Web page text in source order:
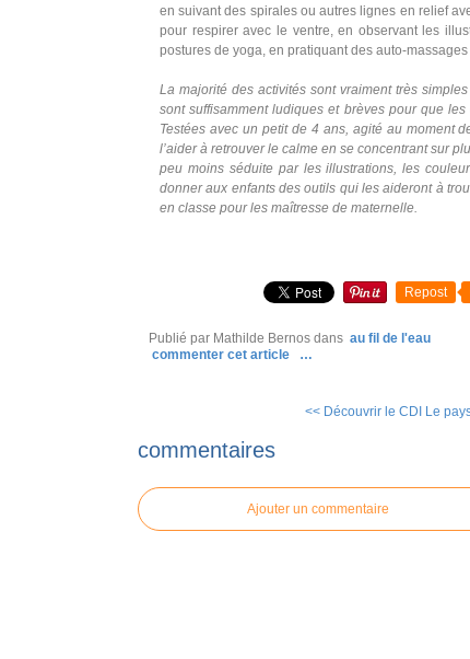
en suivant des spirales ou autres lignes en relief
pour respirer avec le ventre, en observant les
postures de yoga, en pratiquant des auto-
La majorité des activités sont vraiment très
sont suffisamment ludiques et brèves pour que
Testées avec un petit de 4 ans, agité au moment
l’aider à retrouver le calme en se concentrant sur
peu moins séduite par les illustrations, les
donner aux enfants des outils qui les aideront à
en classe pour les maîtresse de maternelle.
Repost
Publié par Mathilde Bernos dans au fil de l'eau
commenter cet article
…
<< Découvrir le CDI Le
commentaires
Ajouter un commentaire